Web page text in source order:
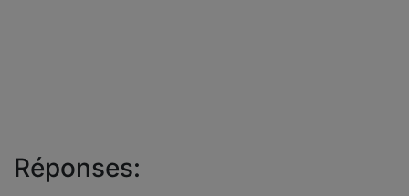
Réponses: